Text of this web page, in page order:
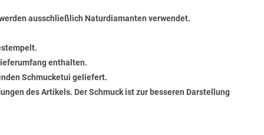
ausschließlich Naturdiamanten verwendet.
enthalten.
Schmucketui geliefert.
des Artikels. Der Schmuck ist zur besseren Darstellung